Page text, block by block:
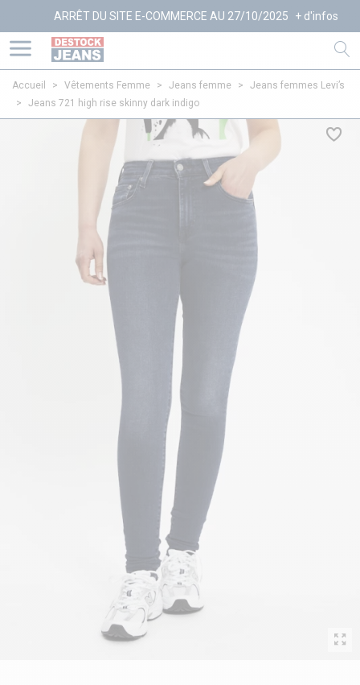
ARRÊT DU SITE E-COMMERCE AU 27/10/2025 + d'infos
Accueil > Vêtements Femme > Jeans femme >
Jeans femmes Levi’s
>
Jeans 721 high rise skinny dark indigo